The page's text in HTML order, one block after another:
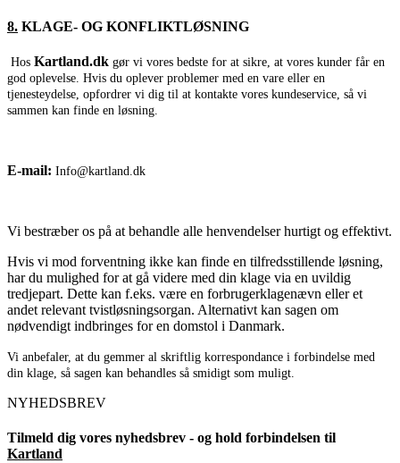
8. KLAGE- OG KONFLIKTLØSNING
Hos Kartland.dk gør vi vores bedste for at sikre, at vores kunder får en
god oplevelse. Hvis du oplever problemer med en vare eller en
tjenesteydelse, opfordrer vi dig til at kontakte vores kundeservice, så vi
sammen kan finde en løsning.
E-mail: Info@kartland.dk
Vi bestræber os på at behandle alle henvendelser hurtigt og effektivt.
Hvis vi mod forventning ikke kan finde en tilfredsstillende løsning,
har du mulighed for at gå videre med din klage via en uvildig
tredjepart. Dette kan f.eks. være en forbrugerklagenævn eller et
andet relevant tvistløsningsorgan. Alternativt kan sagen om
nødvendigt indbringes for en domstol i Danmark.
Vi anbefaler, at du gemmer al skriftlig korrespondance i forbindelse med
din klage, så sagen kan behandles så smidigt som muligt.
NYHEDSBREV
Tilmeld dig vores nyhedsbrev - og hold forbindelsen til
Kartland